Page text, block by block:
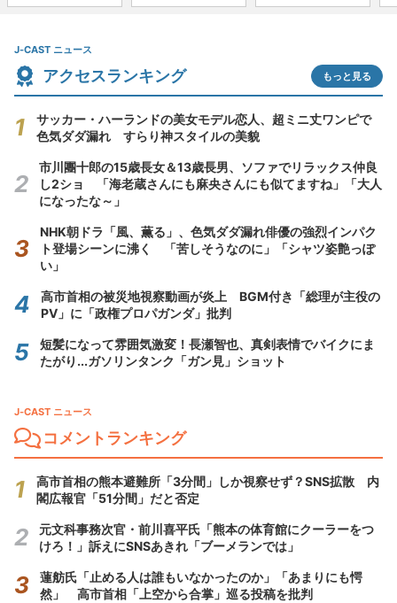
J-CAST ニュース
アクセスランキング もっと見る
サッカー・ハーランドの美女モデル恋人、超ミニ丈ワンピで
色気ダダ漏れ すらり神スタイルの美貌
市川團十郎の15歳長女＆13歳長男、ソファでリラックス仲良
し2ショ 「海老蔵さんにも麻央さんにも似てますね」「大人
になったな～」
NHK朝ドラ「風、薫る」、色気ダダ漏れ俳優の強烈インパク
ト登場シーンに沸く 「苦しそうなのに」「シャツ姿艶っぽ
い」
高市首相の被災地視察動画が炎上 BGM付き「総理が主役の
PV」に「政権プロパガンダ」批判
短髪になって雰囲気激変！長瀬智也、真剣表情でバイクにま
たがり...ガソリンタンク「ガン見」ショット
J-CAST ニュース
コメントランキング
高市首相の熊本避難所「3分間」しか視察せず？SNS拡散 内
閣広報官「51分間」だと否定
元文科事務次官・前川喜平氏「熊本の体育館にクーラーをつ
けろ！」訴えにSNSあきれ「ブーメランでは」
蓮舫氏「止める人は誰もいなかったのか」「あまりにも愕
然」 高市首相「上空から合掌」巡る投稿を批判